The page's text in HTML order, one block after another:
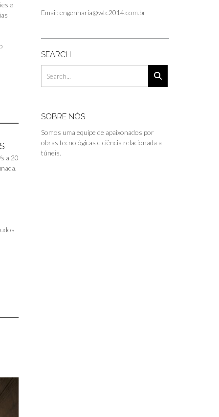
e
a 20
Email: engenharia@wtc2014.com.br
SEARCH
SOBRE NÓS
Somos uma equipe de apaixonados por
obras tecnológicas e ciência relacionada a
túneis.